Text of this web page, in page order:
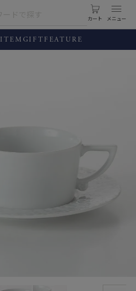
カート
ITEM GIFT FEATURE